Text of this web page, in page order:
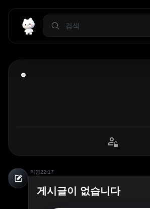
익명22:17
게시글이 없습니다